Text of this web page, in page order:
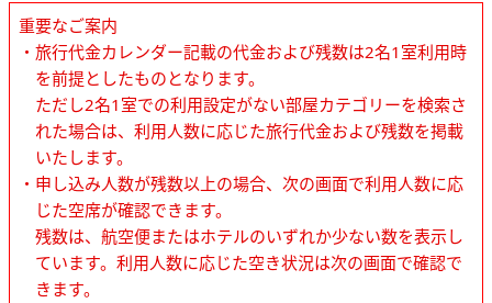
重要なご案内
・旅行代金カレンダー記載の代金および残数は2名1室利用時
を前提としたものとなります。
ただし2名1室での利用設定がない部屋カテゴリーを検索さ
れた場合は、利用人数に応じた旅行代金および残数を掲載
いたします。
・申し込み人数が残数以上の場合、次の画面で利用人数に応
じた空席が確認できます。
残数は、航空便またはホテルのいずれか少ない数を表示し
ています。利用人数に応じた空き状況は次の画面で確認で
きます。